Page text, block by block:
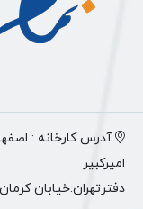
آدرس كارخانه :
اميركبير
دفترتهران:خيابان كرمان شمالي